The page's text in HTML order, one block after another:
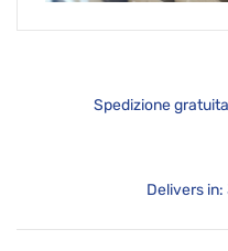
Spedizione
Delivers in: